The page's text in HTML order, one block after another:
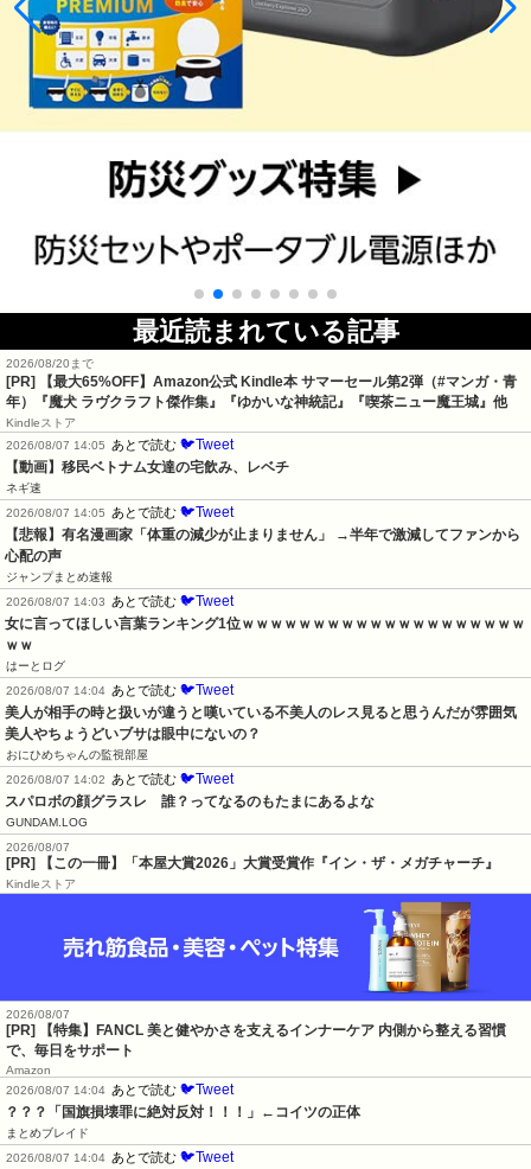
最近読まれている記事
2026/08/20まで
[PR]
【最大65%OFF】Amazon公式 Kindle本 サマーセール第2弾（#マンガ・青
年）『魔犬 ラヴクラフト傑作集』『ゆかいな神統記』『喫茶ニュー魔王城』他
Kindleストア
2026/08/07 14:05
あとで読む 🐦Tweet
【動画】移民ベトナム女達の宅飲み、レベチ
ネギ速
2026/08/07 14:05
あとで読む 🐦Tweet
【悲報】有名漫画家「体重の減少が止まりません」 →半年で激減してファンから
心配の声
ジャンプまとめ速報
2026/08/07 14:03
あとで読む 🐦Tweet
女に言ってほしい言葉ランキング1位ｗｗｗｗｗｗｗｗｗｗｗｗｗｗｗｗｗｗｗｗ
ｗｗ
はーとログ
2026/08/07 14:04 あとで読む 🐦Tweet
美人が相手の時と扱いが違うと嘆いている不美人のレス見ると思うんだが雰囲気
美人やちょうどいブサは眼中にないの？
おにひめちゃんの監視部屋
2026/08/07 14:02
あとで読む 🐦Tweet
スパロボの顔グラスレ　誰？ってなるのもたまにあるよな
GUNDAM.LOG
2026/08/07
[PR] 【この一冊】「本屋大賞2026」大賞受賞作『イン・ザ・メガチャーチ』
Kindleストア
2026/08/07
[PR] 【特集】FANCL 美と健やかさを支えるインナーケア 内側から整える習慣
で、毎日をサポート
Amazon
2026/08/07 14:04 あとで読む 🐦Tweet
？？？「国旗損壊罪に絶対反対！！！」←コイツの正体
まとめブレイド
2026/08/07 14:04 あとで読む 🐦Tweet